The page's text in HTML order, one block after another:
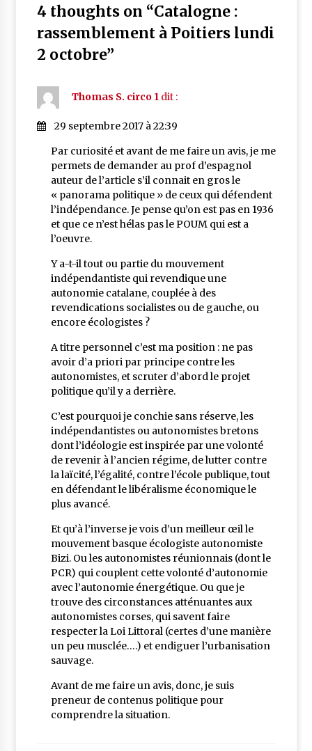
4 thoughts on “Catalogne :
rassemblement à Poitiers lundi
2 octobre”
Thomas S. circo 1 dit :
29 septembre 2017 à 22:39
Par curiosité et avant de me faire un avis, je me
permets de demander au prof d’espagnol
auteur de l’article s’il connait en gros le
« panorama politique » de ceux qui défendent
l’indépendance. Je pense qu’on est pas en 1936
et que ce n’est hélas pas le POUM qui est a
l’oeuvre.
Y a-t-il tout ou partie du mouvement
indépendantiste qui revendique une
autonomie catalane, couplée à des
revendications socialistes ou de gauche, ou
encore écologistes ?
A titre personnel c’est ma position : ne pas
avoir d’a priori par principe contre les
autonomistes, et scruter d’abord le projet
politique qu’il y a derrière.
C’est pourquoi je conchie sans réserve, les
indépendantistes ou autonomistes bretons
dont l’idéologie est inspirée par une volonté
de revenir à l’ancien régime, de lutter contre
la laïcité, l’égalité, contre l’école publique, tout
en défendant le libéralisme économique le
plus avancé.
Et qu’à l’inverse je vois d’un meilleur œil le
mouvement basque écologiste autonomiste
Bizi. Ou les autonomistes réunionnais (dont le
PCR) qui couplent cette volonté d’autonomie
avec l’autonomie énergétique. Ou que je
trouve des circonstances atténuantes aux
autonomistes corses, qui savent faire
respecter la Loi Littoral (certes d’une manière
un peu musclée….) et endiguer l’urbanisation
sauvage.
Avant de me faire un avis, donc, je suis
preneur de contenus politique pour
comprendre la situation.